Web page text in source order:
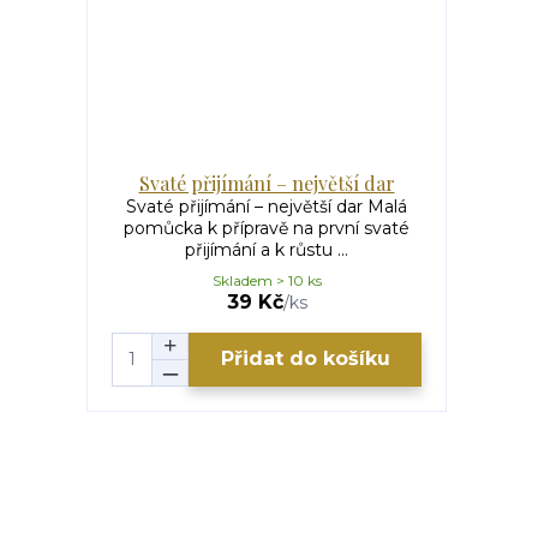
Svaté přijímání – největší dar
Svaté přijímání – největší dar Malá
pomůcka k přípravě na první svaté
přijímání a k růstu ...
39 Kč/ks
Skladem > 10 ks
Přidat do košíku